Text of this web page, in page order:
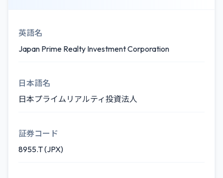
英語名
Japan Prime Realty Investment Corporation
日本語名
日本プライムリアルティ投資法人
証券コード
8955.T (JPX)